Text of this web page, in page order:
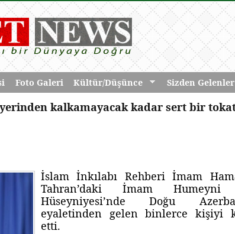
Foto Galeri Kültür/Düşünce Sizden Gelenler
kalkamayacak kadar sert bir
İslam İnkılabı Rehberi İmam
Tahran’daki İmam Humeyni
Hüseyniyesi’nde Doğu
eyaletinden gelen binlerce kişiyi
etti.